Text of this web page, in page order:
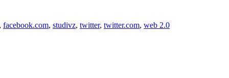
, facebook.com, studivz, twitter, twitter.com, web 2.0